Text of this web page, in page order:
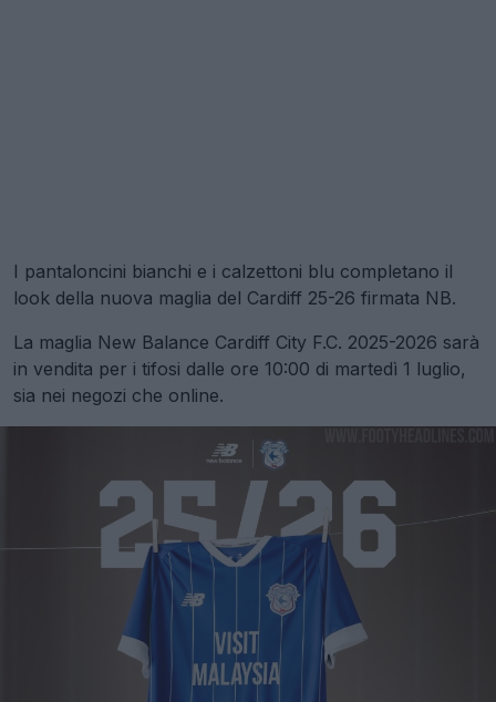
I pantaloncini bianchi e i calzettoni blu completano il
look della nuova maglia del Cardiff 25-26 firmata NB.
La maglia New Balance Cardiff City F.C. 2025-2026 sarà
in vendita per i tifosi dalle ore 10:00 di martedì 1 luglio,
sia nei negozi che online.